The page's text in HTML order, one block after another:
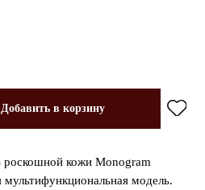
Добавить в корзину
роскошной кожи Monogram
модель.